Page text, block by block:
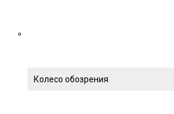
Колесо обозрения